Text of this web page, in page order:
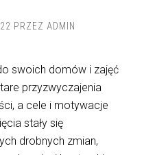
PRZEZ ADMIN
swoich domów i zajęć
przyzwyczajenia
a cele i motywacje
stały się
drobnych zmian,